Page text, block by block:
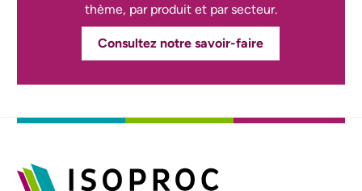
thème, par produit et par secteur.
Consultez notre savoir-faire